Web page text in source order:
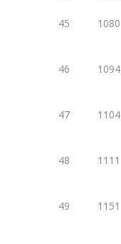
45 1080
46 1094
47 1104
48 1111
49 1151